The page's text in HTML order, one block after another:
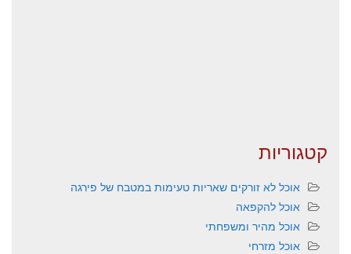
קטגוריות
אוכל לא זורקים שאריות טעימות במטבח של פירגה
אוכל להקפאה
אוכל מהיר ומשפחתי
אוכל מזרחי